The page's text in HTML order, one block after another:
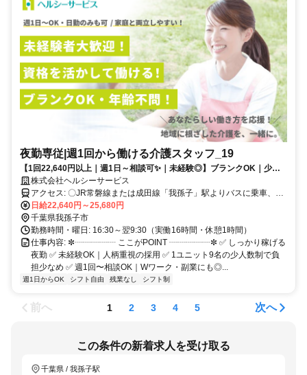
夜勤専従|週1回から働ける介護スタッフ_19
【1回22,640円以上｜週1日～相談可✨｜未経験◎】ブランクOK｜少人
数制で一人一人と向き合える介護スタッフ募集✨
株式会社ヘルシーサービス
アクセス: 〇JR常磐線または成田線「我孫子」駅よりバスに乗車、
「布施通り」バス停下車、徒歩5分 〇車通勤可・バイク通勤可(駐車場
完備) ※営業所によって異なります。気になる際は遠慮なくご連絡く
ださい。
日給22,640円～25,680円
千葉県我孫子市
勤務時間・曜日: 16:30～翌9:30（実働16時間・休憩1時間）
仕事内容: ✼┈┈┈┈┈ ここがPOINT ┈┈┈┈┈✼ ✅ しっかり稼げる
夜勤 ✅ 未経験OK｜人柄重視の採用 ✅ 1ユニット9名の少人数制で負
担少なめ ✅ 週1回〜相談OK｜Wワーク・副業にも◎...
週1日からOK シフト自由 残業なし シフト制
前へ 1 2 3 4 5 次へ
この条件の新着求人を受け取る
千葉県 / 我孫子駅